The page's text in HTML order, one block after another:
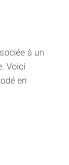
à un
Voici
en